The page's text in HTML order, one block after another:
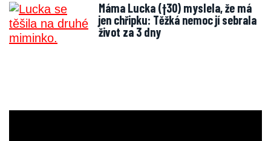
Máma Lucka (†30) myslela, že má
jen chřipku: Těžká nemoc jí sebrala
život za 3 dny